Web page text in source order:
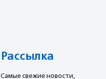
Рассылка
Cамые свежие новости,